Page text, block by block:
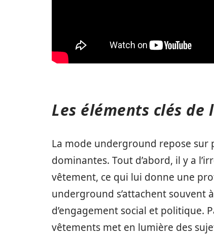
Les éléments clés de
La mode underground repose sur
dominantes. Tout d’abord, il y a
vêtement, ce qui lui donne une
underground s’attachent souvent
d’engagement social et politique.
vêtements met en lumière des